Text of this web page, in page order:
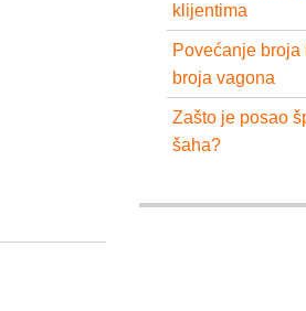
klijentima
Povećanje
broja vagona
Zašto je posao
šaha?